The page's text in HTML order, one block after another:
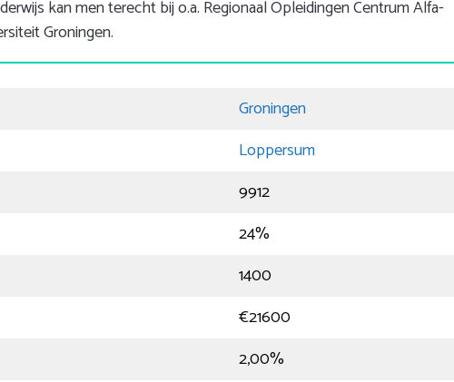
kan men terecht bij o.a. Regionaal Opleidingen Centrum Alfa-
Groningen.
Groningen
Loppersum
9912
24%
1400
€21600
2,00%